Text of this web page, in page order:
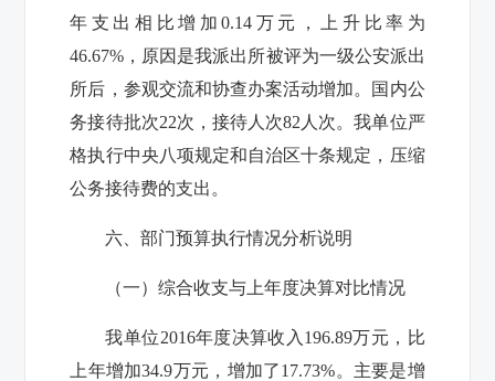
年支出相比增加0.14万元，上升比率为
46.67%，原因是我派出所被评为一级公安派出
所后，参观交流和协查办案活动增加。国内公
务接待批次22次，接待人次82人次。我单位严
格执行中央八项规定和自治区十条规定，压缩
公务接待费的支出。
六、部门预算执行情况分析说明
（一）综合收支与上年度决算对比情况
我单位2016年度决算收入196.89万元，比
上年增加34.9万元，增加了17.73%。主要是增